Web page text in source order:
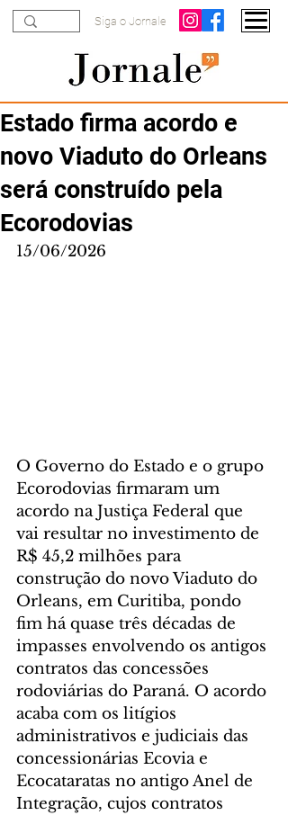
Siga o Jornale
Estado firma acordo e
novo Viaduto do Orleans
será construído pela
Ecorodovias
15/06/2026
O Governo do Estado e o grupo
Ecorodovias firmaram um
acordo na Justiça Federal que
vai resultar no investimento de
R$ 45,2 milhões para
construção do novo Viaduto do
Orleans, em Curitiba, pondo
fim há quase três décadas de
impasses envolvendo os antigos
contratos das concessões
rodoviárias do Paraná. O acordo
acaba com os litígios
administrativos e judiciais das
concessionárias Ecovia e
Ecocataratas no antigo Anel de
Integração, cujos contratos